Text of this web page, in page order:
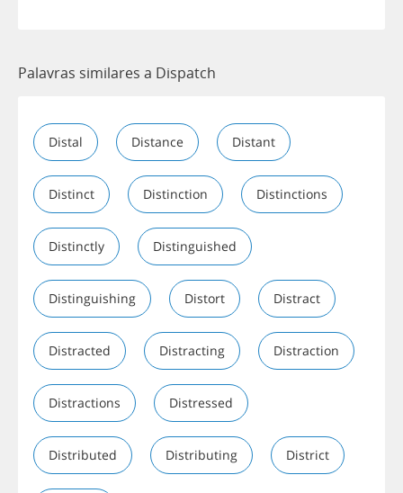
Palavras similares a Dispatch
Distal Distance Distant
Distinct Distinction Distinctions
Distinctly Distinguished
Distinguishing Distort Distract
Distracted Distracting Distraction
Distractions Distressed
Distributed Distributing District